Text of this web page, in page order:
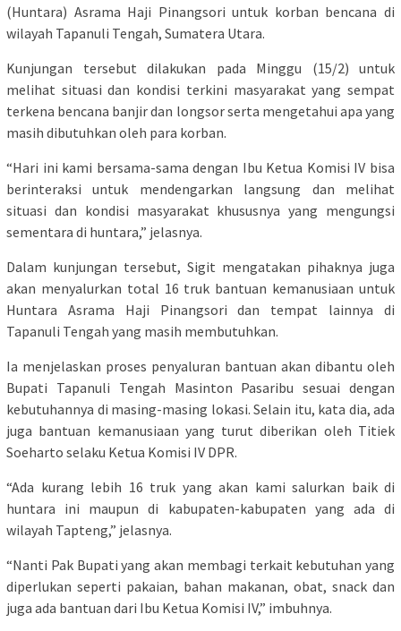
(Huntara) Asrama Haji Pinangsori untuk korban bencana di
wilayah Tapanuli Tengah, Sumatera Utara.
Kunjungan tersebut dilakukan pada Minggu (15/2) untuk
melihat situasi dan kondisi terkini masyarakat yang sempat
terkena bencana banjir dan longsor serta mengetahui apa yang
masih dibutuhkan oleh para korban.
“Hari ini kami bersama-sama dengan Ibu Ketua Komisi IV bisa
berinteraksi untuk mendengarkan langsung dan melihat
situasi dan kondisi masyarakat khususnya yang mengungsi
sementara di huntara,” jelasnya.
Dalam kunjungan tersebut, Sigit mengatakan pihaknya juga
akan menyalurkan total 16 truk bantuan kemanusiaan untuk
Huntara Asrama Haji Pinangsori dan tempat lainnya di
Tapanuli Tengah yang masih membutuhkan.
Ia menjelaskan proses penyaluran bantuan akan dibantu oleh
Bupati Tapanuli Tengah Masinton Pasaribu sesuai dengan
kebutuhannya di masing-masing lokasi. Selain itu, kata dia, ada
juga bantuan kemanusiaan yang turut diberikan oleh Titiek
Soeharto selaku Ketua Komisi IV DPR.
“Ada kurang lebih 16 truk yang akan kami salurkan baik di
huntara ini maupun di kabupaten-kabupaten yang ada di
wilayah Tapteng,” jelasnya.
“Nanti Pak Bupati yang akan membagi terkait kebutuhan yang
diperlukan seperti pakaian, bahan makanan, obat, snack dan
juga ada bantuan dari Ibu Ketua Komisi IV,” imbuhnya.